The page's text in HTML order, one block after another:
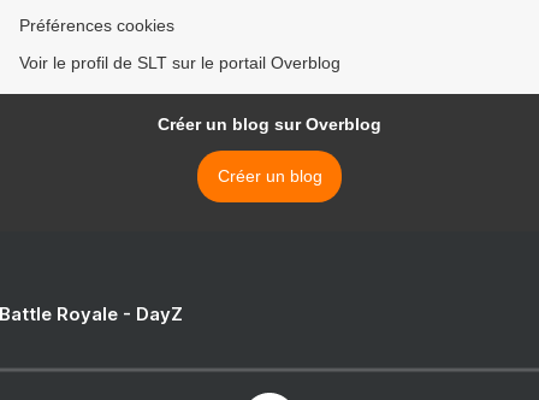
Préférences cookies
Voir le profil de SLT sur le portail Overblog
Créer un blog sur Overblog
Créer un blog
Royale - DayZ